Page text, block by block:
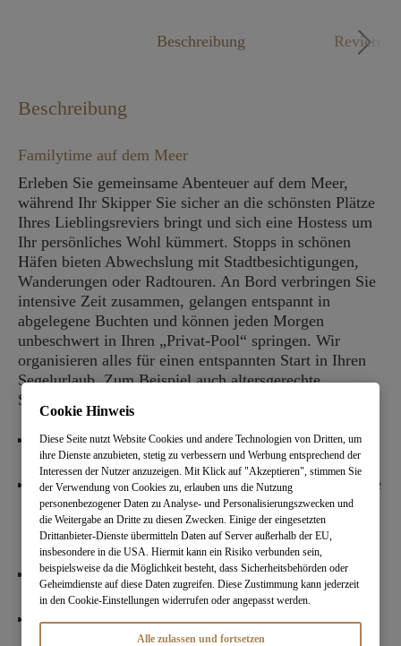
Beschreibung Reviere
Beschreibung
Familytime auf dem Meer
Erleben Sie gemeinsame Abenteuer auf dem Meer,
während Ihr Skipper Sie sicher an die schönsten Plätze
Ihres Lieblingsreviers bringt und sich eine Hostess um
Ihr persönliches Wohl kümmert. Stopps in schönen
Häfen bieten Abwechslung mit Stadtbesichtigungen,
Wanderungen oder Radtouren. An Bord verbringen Sie
intensive Zeit zusammen, gelangen entspannt in
abgelegene Buchten und können jeden Morgen
unbeschwert in Ihren „Privat-Pool“ springen. Wir
organisieren alles für einen entspannten Start in Ihren
Segelurlaub. Zum Beispiel auch altersgerechte
Sicherheitsvorkehrungen für Babys und Kleinkinder.
Intensive, entspannte Quality-Time, die die Bindung
auch im Alltag stärkt.
Für jeden ist was dabei. Ein Segeltörn ist die perfekte
Kombination aus einem Hauch von Jetset,
aufregendem Erlebnissen und wohltuender
Entspannung.
Kinder sind meist entspannter und zufriedener an
Bord als in einem Mini-Club im Hotel.
Alle haben Platz: Klein-Familie, Groß-Familie oder
Cookie Hinweis
Diese Seite nutzt Website Cookies und andere Technologien von Dritten, um
ihre Dienste anzubieten, stetig zu verbessern und Werbung entsprechend der
Interessen der Nutzer anzuzeigen. Mit Klick auf "Akzeptieren", stimmen Sie
der Verwendung von Cookies zu, erlauben uns die Nutzung
personenbezogener Daten zu Analyse- und Personalisierungszwecken und
die Weitergabe an Dritte zu diesen Zwecken. Einige der eingesetzten
Drittanbieter-Dienste übermitteln Daten auf Server außerhalb der EU,
insbesondere in die USA. Hiermit kann ein Risiko verbunden sein,
beispielsweise da die Möglichkeit besteht, dass Sicherheitsbehörden oder
Geheimdienste auf diese Daten zugreifen. Diese Zustimmung kann jederzeit
in den Cookie-Einstellungen widerrufen oder angepasst werden.
Alle zulassen und fortsetzen